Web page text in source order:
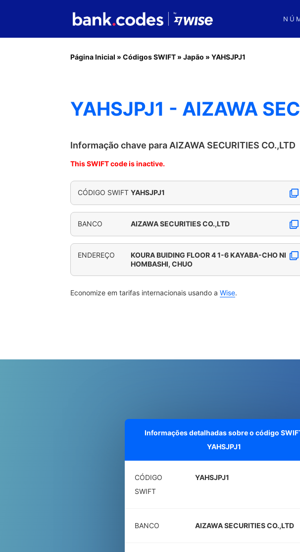
Página Inicial » Códigos SWIFT » Japão » YAHSJPJ1
YAHSJPJ1 - AIZAWA
Informação chave para AIZAWA SECURITIES CO.,LTD
This SWIFT code is inactive.
CÓDIGO SWIFT YAHSJPJ1
BANCO AIZAWA SECURITIES CO.,LTD
ENDEREÇO
KOURA BUIDING FLOOR 4 1-6 KAYABA-CHO NI
HOMBASHI, CHUO
Economize em tarifas internacionais usando a Wise.
Informações detalhadas sobre o código
YAHSJPJ1
CÓDIGO
SWIFT
YAHSJPJ1
BANCO AIZAWA SECURITIES CO.,LTD